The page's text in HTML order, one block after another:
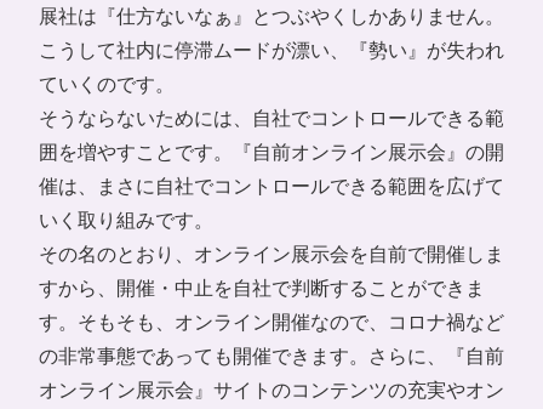
展社は『仕方ないなぁ』とつぶやくしかありません。
こうして社内に停滞ムードが漂い、『勢い』が失われ
ていくのです。
そうならないためには、自社でコントロールできる範
囲を増やすことです。『自前オンライン展示会』の開
催は、まさに自社でコントロールできる範囲を広げて
いく取り組みです。
その名のとおり、オンライン展示会を自前で開催しま
すから、開催・中止を自社で判断することができま
す。そもそも、オンライン開催なので、コロナ禍など
の非常事態であっても開催できます。さらに、『自前
オンライン展示会』サイトのコンテンツの充実やオン